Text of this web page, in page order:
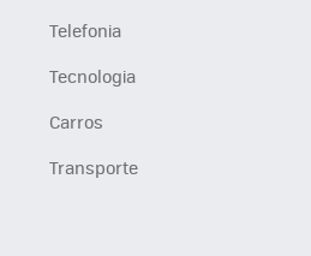
Telefonia
Tecnologia
Carros
Transporte